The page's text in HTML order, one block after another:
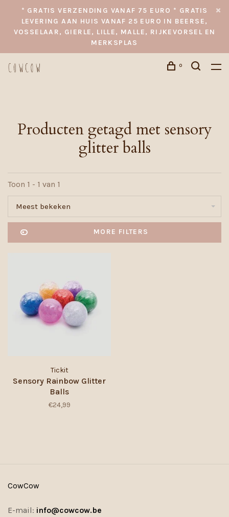
* GRATIS VERZENDING VANAF 75 EURO * GRATIS
LEVERING AAN HUIS VANAF 25 EURO IN BEERSE,
VOSSELAAR, GIERLE, LILLE, MALLE, RIJKEVORSEL EN
MERKSPLAS
0
Producten getagd met sensory
glitter balls
Toon 1 - 1 van 1
Meest bekeken
MORE FILTERS
Tickit
Sensory Rainbow Glitter
Balls
€24,99
CowCow
E-mail: info@cowcow.be